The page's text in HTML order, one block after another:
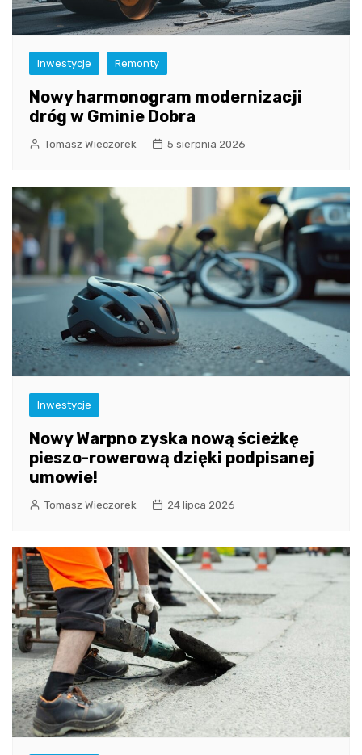
Inwestycje Remonty
Nowy harmonogram modernizacji
dróg w Gminie Dobra
Tomasz Wieczorek 5 sierpnia 2026
Inwestycje
Nowy Warpno zyska nową ścieżkę
pieszo-rowerową dzięki podpisanej
umowie!
Tomasz Wieczorek 24 lipca 2026